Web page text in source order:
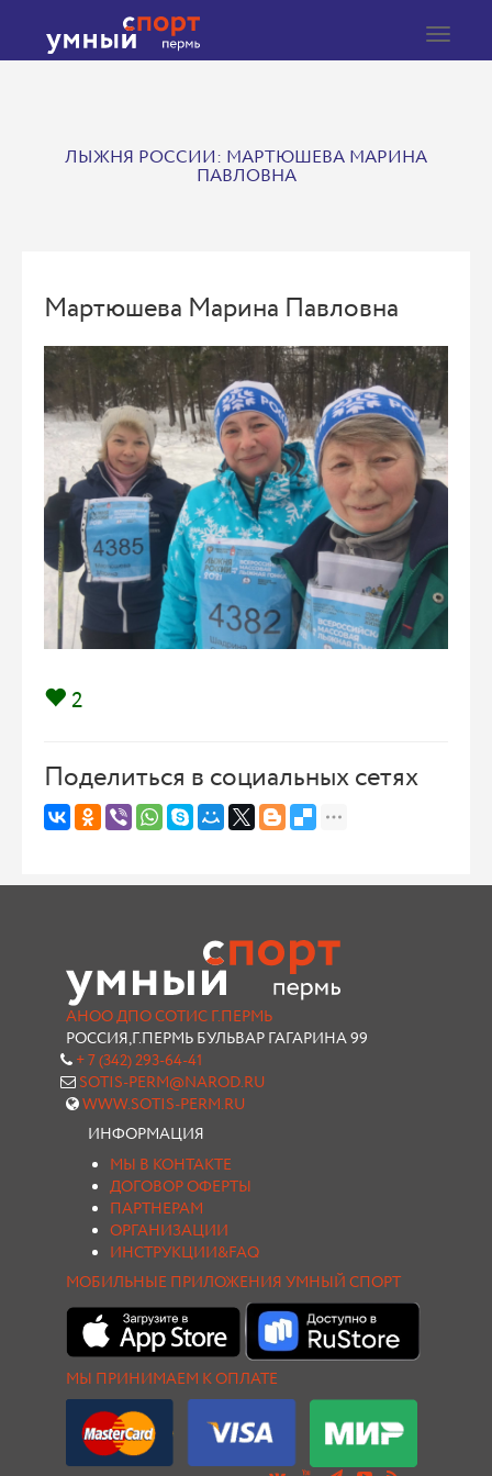
Toggle
ЛЫЖНЯ РОССИИ: МАРТЮШЕВА МАРИНА
ПАВЛОВНА
Мартюшева Марина Павловна
2
Поделиться в социальных сетях
АНОО ДПО СОТИС Г.ПЕРМЬ
РОССИЯ,Г.ПЕРМЬ БУЛЬВАР ГАГАРИНА 99
+ 7 (342) 293-64-41
SOTIS-PERM@NAROD.RU
WWW.SOTIS-PERM.RU
ИНФОРМАЦИЯ
МЫ В КОНТАКТЕ
ДОГОВОР ОФЕРТЫ
ПАРТНЕРАМ
ОРГАНИЗАЦИИ
ИНСТРУКЦИИ&FAQ
МОБИЛЬНЫЕ ПРИЛОЖЕНИЯ УМНЫЙ СПОРТ
МЫ ПРИНИМАЕМ К ОПЛАТЕ